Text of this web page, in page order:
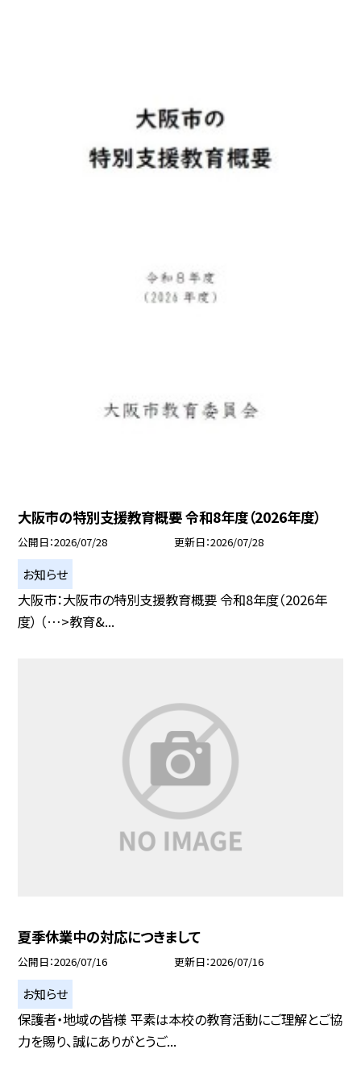
大阪市の特別支援教育概要 令和8年度（2026年度）
公開日 2026/07/28 更新日 2026/07/28
お知らせ
大阪市：大阪市の特別支援教育概要 令和8年度（2026年
度） （…>教育&...
夏季休業中の対応につきまして
公開日 2026/07/16 更新日 2026/07/16
お知らせ
保護者・地域の皆様 平素は本校の教育活動にご理解とご協
力を賜り、誠にありがとうご...